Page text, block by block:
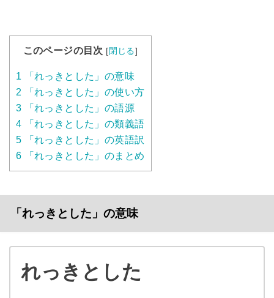
このページの目次 [閉じる]
1 「れっきとした」の意味
2 「れっきとした」の使い方
3 「れっきとした」の語源
4 「れっきとした」の類義語
5 「れっきとした」の英語訳
6 「れっきとした」のまとめ
「れっきとした」の意味
れっきとした